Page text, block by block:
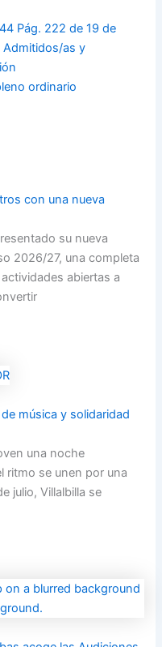
Pág. 222 de 19 de
Admitidos/as y
ordinario
con una nueva
su nueva
2026/27, una completa
abiertas a
música y solidaridad
una noche
ritmo se unen por una
julio, Villalbilla se